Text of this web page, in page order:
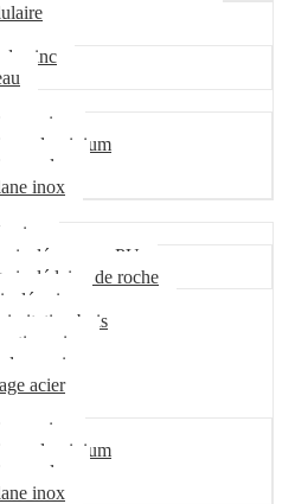
zinc
acier
aluminium
galva
inox
isolé mousse PU
isolé laine de roche
acier
imitation bois
acier
acier
acier
acier
aluminium
galva
inox